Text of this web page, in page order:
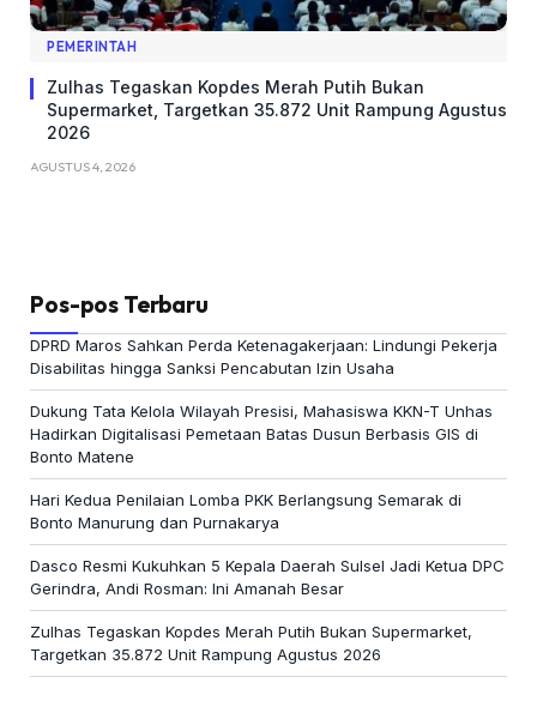
PEMERINTAH
Zulhas Tegaskan Kopdes Merah Putih Bukan
Supermarket, Targetkan 35.872 Unit Rampung Agustus
2026
AGUSTUS 4, 2026
Pos-pos Terbaru
DPRD Maros Sahkan Perda Ketenagakerjaan: Lindungi Pekerja
Disabilitas hingga Sanksi Pencabutan Izin Usaha
Dukung Tata Kelola Wilayah Presisi, Mahasiswa KKN-T Unhas
Hadirkan Digitalisasi Pemetaan Batas Dusun Berbasis GIS di
Bonto Matene
Hari Kedua Penilaian Lomba PKK Berlangsung Semarak di
Bonto Manurung dan Purnakarya
Dasco Resmi Kukuhkan 5 Kepala Daerah Sulsel Jadi Ketua DPC
Gerindra, Andi Rosman: Ini Amanah Besar
Zulhas Tegaskan Kopdes Merah Putih Bukan Supermarket,
Targetkan 35.872 Unit Rampung Agustus 2026